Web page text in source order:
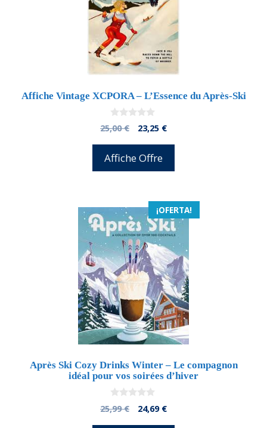
Affiche Vintage XCPORA – L’Essence du Après-Ski
0
d
25,00€
El
original
era:
23,25 €El
Affiche Offre
¡OFERTA!
Après Ski Cozy Drinks Winter – Le compagnon
idéal pour vos soirées d’hiver
0
d
25,99€
El
24,69 €El